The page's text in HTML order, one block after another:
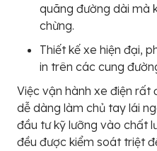
quãng đường dài mà
chừng.
Thiết kế xe hiện đại,
in trên các cung
Việc vận hành xe điện rất
dễ dàng làm chủ tay lái
đầu tư kỹ lưỡng vào chất
đều được kiểm soát triệt